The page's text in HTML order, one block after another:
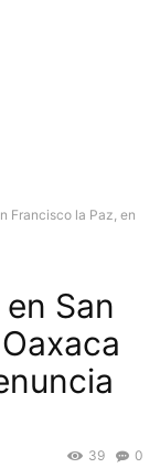
Francisco la Paz, en
San
0
39